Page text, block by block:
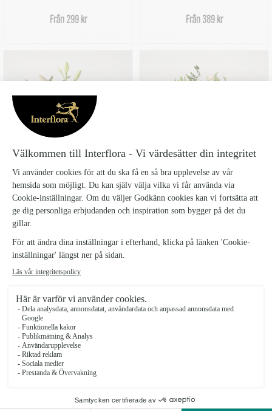
Från 299 kr Från 389 kr
LILJEFAVORIT OMTANKE
BUKETT ROSA LILJOR 20 RÖDA ROSOR